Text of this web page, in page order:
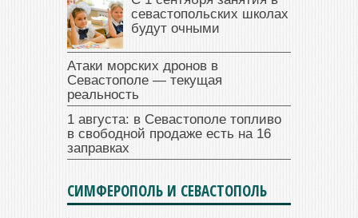
севастопольских школах
будут очными
Атаки морских дронов в
Севастополе — текущая
реальность
1 августа: в Севастополе топливо
в свободной продаже есть на 16
заправках
СИМФЕРОПОЛЬ И СЕВАСТОПОЛЬ